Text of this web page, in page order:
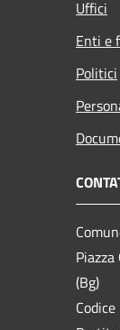
Uffici
Enti e
Politici
(Bg)